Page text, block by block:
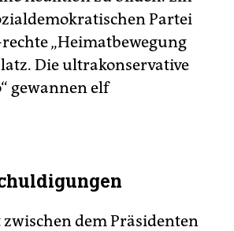
Partei
„Heimatbewegung
Die ultrakonservative
gewannen elf
dem Präsidenten